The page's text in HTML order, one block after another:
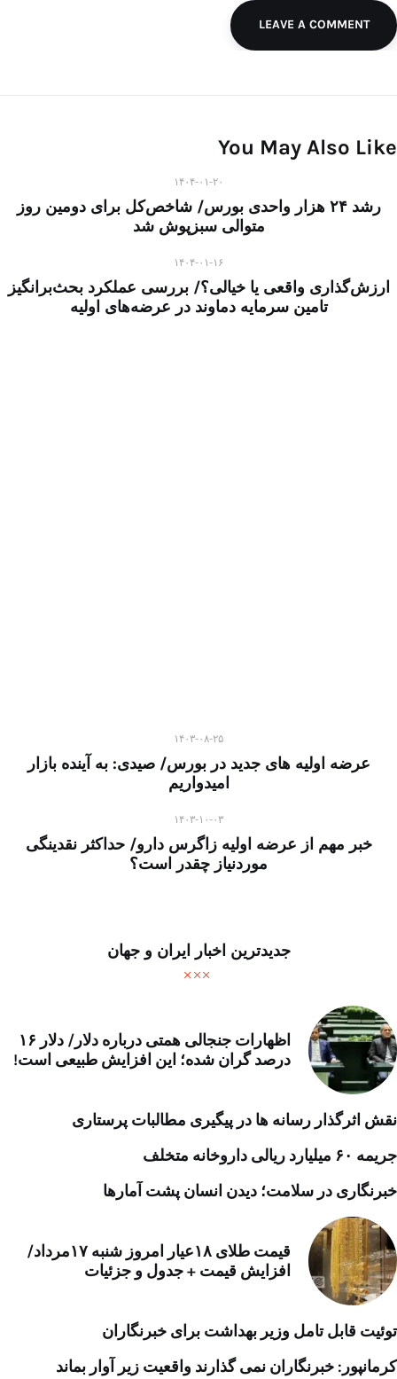
LEAVE A COMMENT
You May Also Like
۱۴۰۴-۰۱-۲۰
رشد ۲۴ هزار واحدی بورس/ شاخص‌کل برای دومین روز
متوالی سبزپوش شد
۱۴۰۴-۰۱-۱۶
ارزش‌گذاری واقعی یا خیالی؟/ بررسی عملکرد بحث‌برانگیز
تامین سرمایه دماوند در عرضه‌های اولیه
۱۴۰۳-۰۸-۲۵
عرضه اولیه های جدید در بورس/ صیدی: به آینده بازار
امیدواریم
۱۴۰۳-۱۰-۰۳
خبر مهم از عرضه اولیه زاگرس دارو/ حداکثر نقدینگی
موردنیاز چقدر است؟
جدیدترین اخبار ایران و جهان
اظهارات جنجالی همتی درباره دلار/ دلار ۱۶
درصد گران شده؛ این افزایش طبیعی است!
نقش اثرگذار رسانه ها در پیگیری مطالبات پرستاری
جریمه ۶۰ میلیارد ریالی داروخانه متخلف
خبرنگاری در سلامت؛ دیدن انسان پشت آمارها
قیمت طلای ۱۸عیار امروز شنبه ۱۷مرداد/
افزایش قیمت + جدول و جزئیات
توئیت قابل تامل وزیر بهداشت برای خبرنگاران
کرمانپور: خبرنگاران نمی گذارند واقعیت زیر آوار بماند